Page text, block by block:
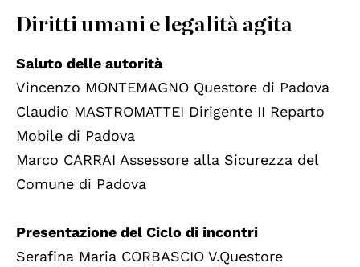
Diritti umani e legalità agita
Saluto delle autorità
Vincenzo MONTEMAGNO Questore di Padova
Claudio MASTROMATTEI Dirigente II Reparto
Mobile di Padova
Marco CARRAI Assessore alla Sicurezza del
Comune di Padova
Presentazione del Ciclo di incontri
Serafina Maria CORBASCIO V.Questore